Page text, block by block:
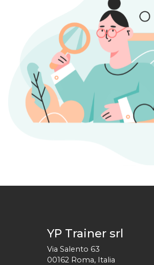
YP Trainer srl
Via Salento 63
00162 Roma, Italia